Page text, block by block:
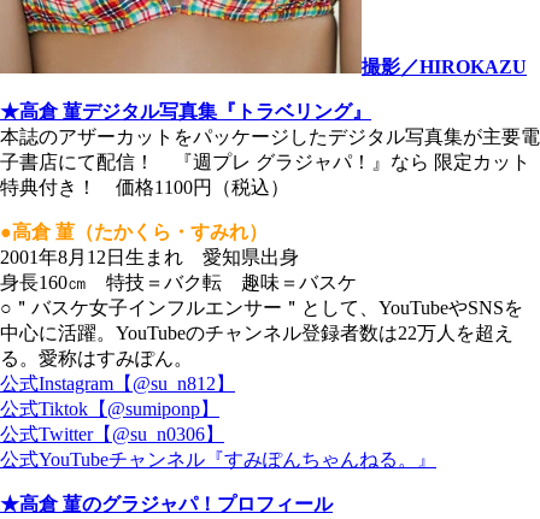
撮影／HIROKAZU
★高倉 菫デジタル写真集『トラベリング』
本誌のアザーカットをパッケージしたデジタル写真集が主要電
子書店にて配信！ 『週プレ グラジャパ！』なら 限定カット
特典付き！ 価格1100円（税込）
●高倉 菫（たかくら・すみれ）
2001年8月12日生まれ 愛知県出身
身長160㎝ 特技＝バク転 趣味＝バスケ
○＂バスケ女子インフルエンサー＂として、YouTubeやSNSを
中心に活躍。YouTubeのチャンネル登録者数は22万人を超え
る。愛称はすみぽん。
公式Instagram【@su_n812】
公式Tiktok【@sumiponp】
公式Twitter【@su_n0306】
公式YouTubeチャンネル『すみぽんちゃんねる。』
★高倉 菫のグラジャパ！プロフィール